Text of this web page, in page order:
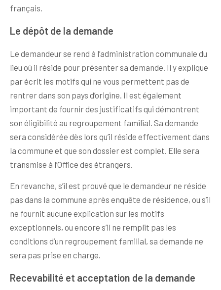
français.
Le dépôt de la demande
Le demandeur se rend à l’administration communale du
lieu où il réside pour présenter sa demande. Il y explique
par écrit les motifs qui ne vous permettent pas de
rentrer dans son pays d’origine. Il est également
important de fournir des justificatifs qui démontrent
son éligibilité au regroupement familial. Sa demande
sera considérée dès lors qu’il réside effectivement dans
la commune et que son dossier est complet. Elle sera
transmise à l’Office des étrangers.
En revanche, s’il est prouvé que le demandeur ne réside
pas dans la commune après enquête de résidence, ou s’il
ne fournit aucune explication sur les motifs
exceptionnels, ou encore s’il ne remplit pas les
conditions d’un regroupement familial, sa demande ne
sera pas prise en charge.
Recevabilité et acceptation de la demande